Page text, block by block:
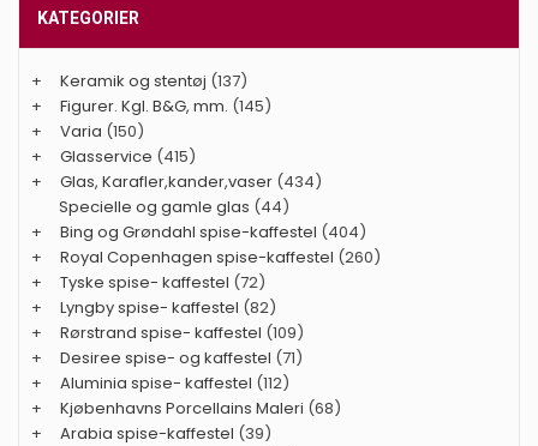
KATEGORIER
+ Keramik og stentøj (137)
+
Figurer. Kgl. B&G, mm. (145)
+
Varia (150)
+
Glasservice (415)
+
Glas, Karafler,kander,vaser (434)
Specielle og gamle glas (44)
+
Bing og Grøndahl spise-kaffestel (404)
+
Royal Copenhagen spise-kaffestel (260)
+
Tyske spise- kaffestel (72)
+
Lyngby spise- kaffestel (82)
+
Rørstrand spise- kaffestel (109)
+
Desiree spise- og kaffestel (71)
+
Aluminia spise- kaffestel (112)
+
Kjøbenhavns Porcellains Maleri (68)
+
Arabia spise-kaffestel (39)